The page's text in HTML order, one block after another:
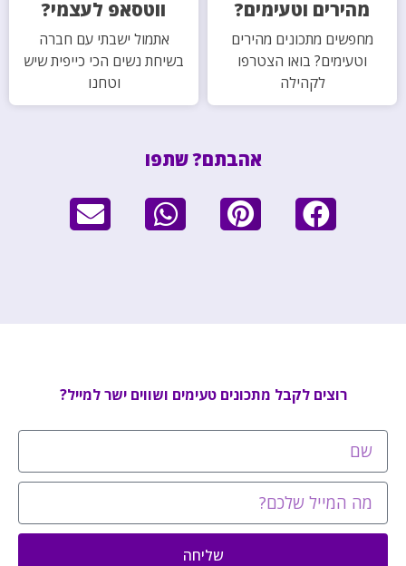
מהירים וטעימים?
מחפשים מתכונים מהירים
וטעימים? בואו הצטרפו
לקהילה
ווטסאפ לעצמי?
אתמול ישבתי עם חברה
בשיחת נשים הכי כייפית שיש
וטחנו
אהבתם? שתפו
רוצים לקבל מתכונים טעימים ושווים ישר למייל?
שליחה